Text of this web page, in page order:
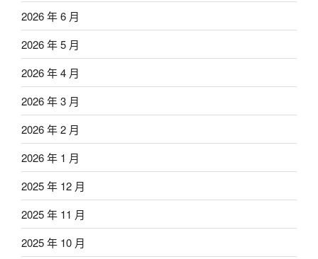
2026 年 6 月
2026 年 5 月
2026 年 4 月
2026 年 3 月
2026 年 2 月
2026 年 1 月
2025 年 12 月
2025 年 11 月
2025 年 10 月